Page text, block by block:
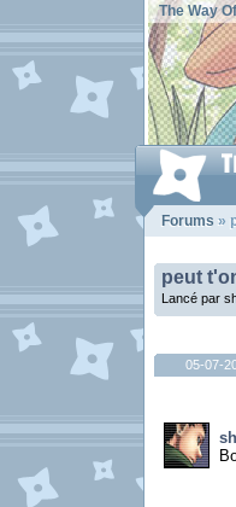
The Way
Forums »
peut
Lancé par
05-07-